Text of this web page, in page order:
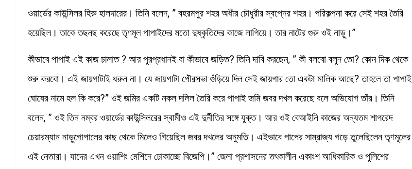
ওয়ার্ডের কাউন্সিলর হিরু হালদারের। তিনি বলেন, ” বহরমপুর শহর অধীর চৌধুরীর স্বপ্নের শহর। পরিকল্পনা করে সেই শহর তৈরি
হয়েছিল। তাকে তছনছ করেছে তৃণমূল পাপাইদের মতো দুষ্কৃতিদের কাজে লাগিয়ে। তার নাটের গুরু ওই নাড়ু।”
কীভাবে পাপাই এই কাজ চালাত ? আর পুরপ্রধানই বা কীভাবে জড়িত? তিনি দাবি করছেন, ” কী বলবো বলুন তো? কোন দিক থেকে
শুরু করবো। এই জায়গাটাই ধরুন না। যে জায়গাটা পৌরসভা গুঁড়িয়ে দিল সেই জায়গার তো একটা মালিক আছে? তাহলে তা পাপাই
ঘোষের নামে হল কি করে?” ওই জমির একটি নকল দলিল তৈরি করে পাপাই জমি জবর দখল করেছে বলে অভিযোগ তাঁর। তিনি
বলেন, ” ওই তিন নম্বর ওয়ার্ডের কাউন্সিলরের স্বামীও এই দুর্নীতির সঙ্গে যুক্ত। আর ওই বেআইনি কাজের অন্যতম শাগরেদ
চেয়ারম্যান নাড়ুগোপালের কাছ থেকে মিলেও গিয়েছিল জবর দখলের অনুমতি। এইভাবে পাপের সাম্রাজ্য গড়ে তুলেছিলেন তৃণমূলের
এই নেতারা। যাদের এখন ওয়াশিং মেশিনে ঢোকাচ্ছে বিজেপি।” জেলা প্রশাসনের তৎকালীন একাংশ আধিকারিক ও পুলিশের